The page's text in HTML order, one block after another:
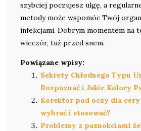
szybciej poczujesz ulgę, a
metody może wspomóc Twój
infekcjami. Dobrym momentem na
wieczór, tuż przed snem.
Powiązane wpisy:
Sekrety Chłodnego Typu
Rozpoznać i Jakie Kolory
Korektor pod oczy dla cery
wybrać i stosować?
Problemy z paznokciami